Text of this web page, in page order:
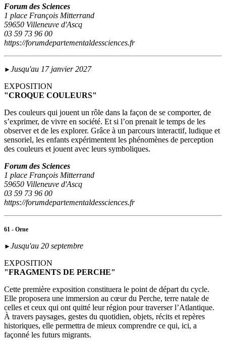
Forum des Sciences
1 place François Mitterrand
59650 Villeneuve d'Ascq
03 59 73 96 00
https://forumdepartementaldessciences.fr
► Jusqu'au 17 janvier 2027
EXPOSITION
"CROQUE COULEURS"
Des couleurs qui jouent un rôle dans la façon de se comporter, de
s’exprimer, de vivre en société. Et si l’on prenait le temps de les
observer et de les explorer. Grâce à un parcours interactif, ludique et
sensoriel, les enfants expérimentent les phénomènes de perception
des couleurs et jouent avec leurs symboliques.
Forum des Sciences
1 place François Mitterrand
59650 Villeneuve d'Ascq
03 59 73 96 00
https://forumdepartementaldessciences.fr
61 - Orne
► Jusqu'au 20 septembre
EXPOSITION
"FRAGMENTS DE PERCHE"
Cette première exposition constituera le point de départ du cycle.
Elle proposera une immersion au cœur du Perche, terre natale de
celles et ceux qui ont quitté leur région pour traverser l’Atlantique.
À travers paysages, gestes du quotidien, objets, récits et repères
historiques, elle permettra de mieux comprendre ce qui, ici, a
façonné les futurs migrants.